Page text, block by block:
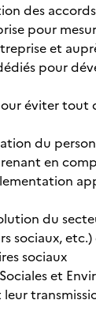
des
pour
et
pour
éviter
du
en
du
sociaux,
sociaux
et